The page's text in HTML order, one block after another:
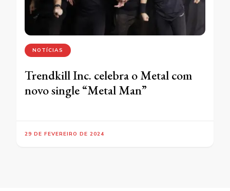
NOTÍCIAS
Trendkill Inc. celebra o Metal com
novo single “Metal Man”
29 DE FEVEREIRO DE 2024